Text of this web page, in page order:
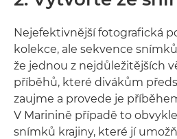
Nejefektivnější fotografická
kolekce, ale sekvence
že jednou z nejdůležitějších
příběhů, které divákům
zaujme a provede je
V Marinině případě to
snímků krajiny, které jí